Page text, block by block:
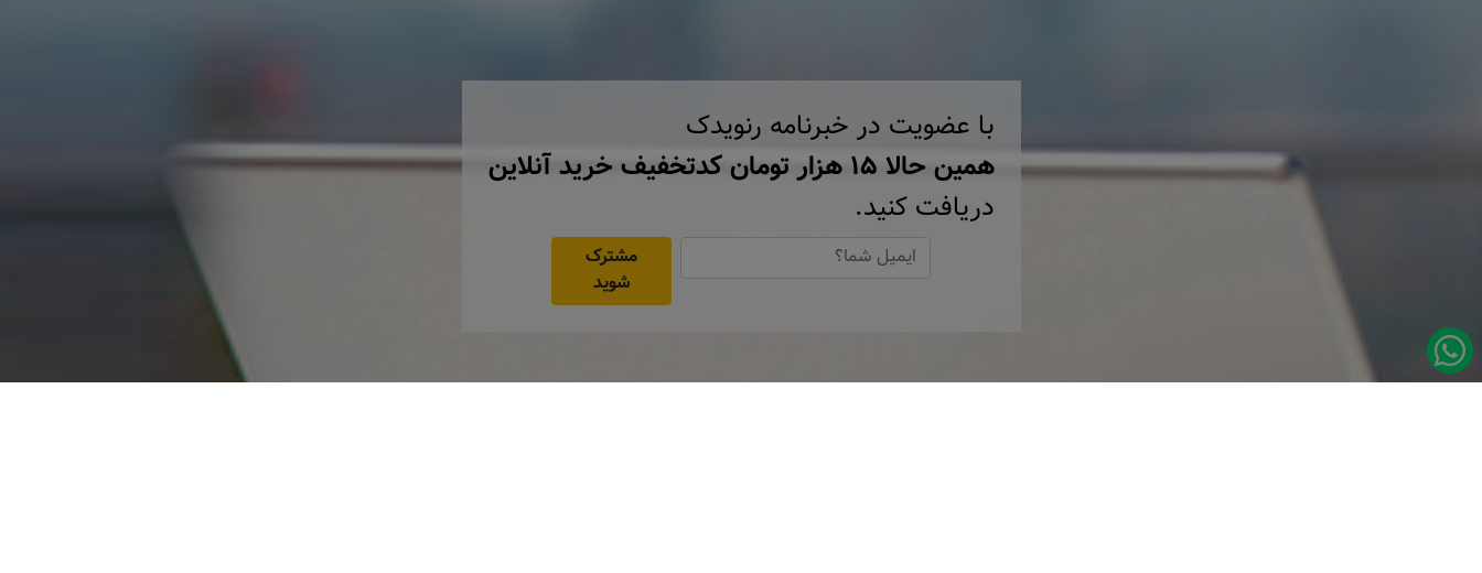
با عضویت در خبرنامه رنویدک
همین حالا ۱۵ هزار تومان کد‌تخفیف خرید آنلاین
دریافت کنید.
مشترک
شوید